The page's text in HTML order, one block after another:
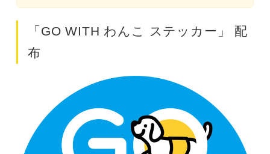
「GO WITH わんこ ステッカー」 配
布